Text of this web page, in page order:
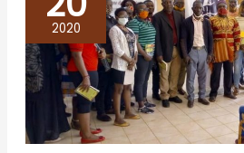
2020
accueille
son
Café
CENE